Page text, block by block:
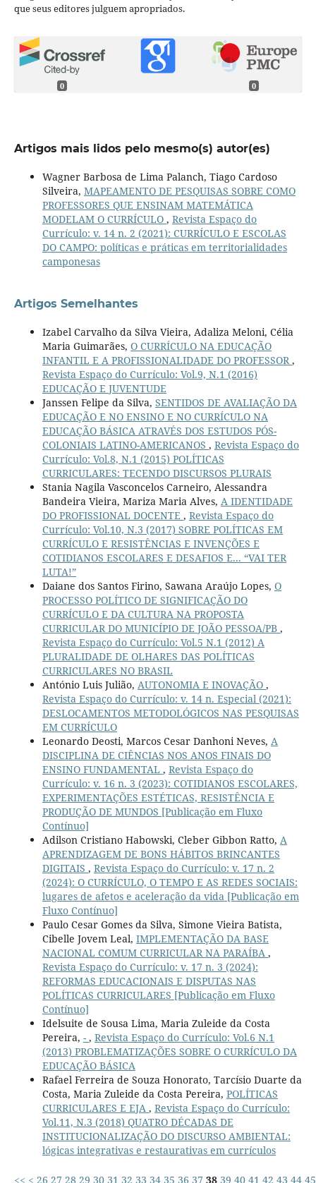
que seus editores julguem apropriados.
0 0
Artigos mais lidos pelo mesmo(s) autor(es)
Wagner Barbosa de Lima Palanch, Tiago Cardoso
Silveira, MAPEAMENTO DE PESQUISAS SOBRE COMO
PROFESSORES QUE ENSINAM MATEMÁTICA
MODELAM O CURRÍCULO , Revista Espaço do
Currículo: v. 14 n. 2 (2021): CURRÍCULO E ESCOLAS
DO CAMPO: políticas e práticas em territorialidades
camponesas
Artigos Semelhantes
Izabel Carvalho da Silva Vieira, Adaliza Meloni, Célia
Maria Guimarães, O CURRÍCULO NA EDUCAÇÃO
INFANTIL E A PROFISSIONALIDADE DO PROFESSOR ,
Revista Espaço do Currículo: Vol.9, N.1 (2016)
EDUCAÇÃO E JUVENTUDE
Janssen Felipe da Silva, SENTIDOS DE AVALIAÇÃO DA
EDUCAÇÃO E NO ENSINO E NO CURRÍCULO NA
EDUCAÇÃO BÁSICA ATRAVÉS DOS ESTUDOS PÓS-
COLONIAIS LATINO-AMERICANOS , Revista Espaço do
Currículo: Vol.8, N.1 (2015) POLÍTICAS
CURRICULARES: TECENDO DISCURSOS PLURAIS
Stania Nagila Vasconcelos Carneiro, Alessandra
Bandeira Vieira, Mariza Maria Alves, A IDENTIDADE
DO PROFISSIONAL DOCENTE , Revista Espaço do
Currículo: Vol.10, N.3 (2017) SOBRE POLÍTICAS EM
CURRÍCULO E RESISTÊNCIAS E INVENÇÕES E
COTIDIANOS ESCOLARES E DESAFIOS E... “VAI TER
LUTA!”
Daiane dos Santos Firino, Sawana Araújo Lopes, O
PROCESSO POLÍTICO DE SIGNIFICAÇÃO DO
CURRÍCULO E DA CULTURA NA PROPOSTA
CURRICULAR DO MUNICÍPIO DE JOÃO PESSOA/PB ,
Revista Espaço do Currículo: Vol.5 N.1 (2012) A
PLURALIDADE DE OLHARES DAS POLÍTICAS
CURRICULARES NO BRASIL
António Luis Julião, AUTONOMIA E INOVAÇÃO ,
Revista Espaço do Currículo: v. 14 n. Especial (2021):
DESLOCAMENTOS METODOLÓGICOS NAS PESQUISAS
EM CURRÍCULO
Leonardo Deosti, Marcos Cesar Danhoni Neves, A
DISCIPLINA DE CIÊNCIAS NOS ANOS FINAIS DO
ENSINO FUNDAMENTAL , Revista Espaço do
Currículo: v. 16 n. 3 (2023): COTIDIANOS ESCOLARES,
EXPERIMENTAÇÕES ESTÉTICAS, RESISTÊNCIA E
PRODUÇÃO DE MUNDOS [Publicação em Fluxo
Contínuo]
Adilson Cristiano Habowski, Cleber Gibbon Ratto, A
APRENDIZAGEM DE BONS HÁBITOS BRINCANTES
DIGITAIS , Revista Espaço do Currículo: v. 17 n. 2
(2024): O CURRÍCULO, O TEMPO E AS REDES SOCIAIS:
lugares de afetos e aceleração da vida [Publicação em
Fluxo Contínuo]
Paulo Cesar Gomes da Silva, Simone Vieira Batista,
Cibelle Jovem Leal, IMPLEMENTAÇÃO DA BASE
NACIONAL COMUM CURRICULAR NA PARAÍBA ,
Revista Espaço do Currículo: v. 17 n. 3 (2024):
REFORMAS EDUCACIONAIS E DISPUTAS NAS
POLÍTICAS CURRICULARES [Publicação em Fluxo
Contínuo]
Idelsuite de Sousa Lima, Maria Zuleide da Costa
Pereira, - , Revista Espaço do Currículo: Vol.6 N.1
(2013) PROBLEMATIZAÇÕES SOBRE O CURRÍCULO DA
EDUCAÇÃO BÁSICA
Rafael Ferreira de Souza Honorato, Tarcísio Duarte da
Costa, Maria Zuleide da Costa Pereira, POLÍTICAS
CURRICULARES E EJA , Revista Espaço do Currículo:
Vol.11, N.3 (2018) QUATRO DÉCADAS DE
INSTITUCIONALIZAÇÃO DO DISCURSO AMBIENTAL:
lógicas integrativas e restaurativas em currículos
<< < 26 27 28 29 30 31 32 33 34 35 36 37 38 39 40 41 42 43 44 45